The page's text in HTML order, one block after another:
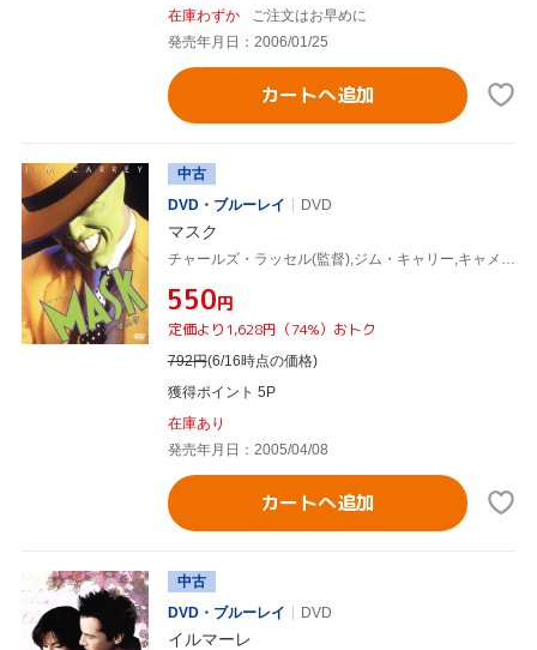
在庫わずか
ご注文はお早めに
発売年月日：2006/01/25
カートへ追加
中古
DVD・ブルーレイ
DVD
マスク
¥550円
定価より1,628円（74%）おトク
792円(6/16時点の価格)
獲得ポイント 5P
在庫あり
発売年月日：2005/04/08
カートへ追加
中古
DVD・ブルーレイ
DVD
イルマーレ